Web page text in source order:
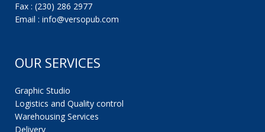
Fax : (230) 286 2977
Email : info@versopub.com
OUR SERVICES
Graphic Studio
Logistics and Quality control
Warehousing Services
Delivery